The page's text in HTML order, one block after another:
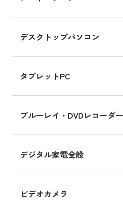
デスクトップパソコン
タブレットPC
ブルーレイ・DVDレコーダー
デジタル家電全般
ビデオカメラ